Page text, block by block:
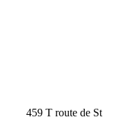
459 T route de St